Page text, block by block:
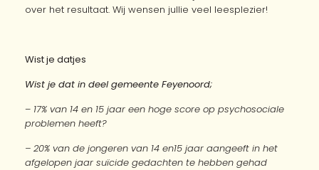
over het resultaat. Wij wensen jullie veel leesplezier!
Wist je datjes
Wist je dat in deel gemeente Feyenoord;
– 17% van 14 en 15 jaar een hoge score op psychosociale
problemen heeft?
– 20% van de jongeren van 14 en15 jaar aangeeft in het
afgelopen jaar suïcide gedachten te hebben gehad